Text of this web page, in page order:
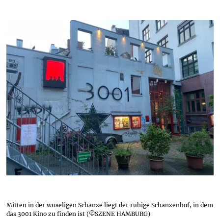
Mitten in der wuseligen Schanze liegt der ruhige Schanzenhof, in dem
das 3001 Kino zu finden ist (©SZENE HAMBURG)